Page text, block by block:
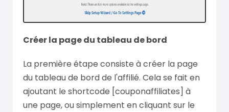
Créer la page du tableau de bord
La première étape consiste à créer la page
du tableau de bord de l'affilié. Cela se fait en
ajoutant le shortcode [couponaffiliates] à
une page, ou simplement en cliquant sur le